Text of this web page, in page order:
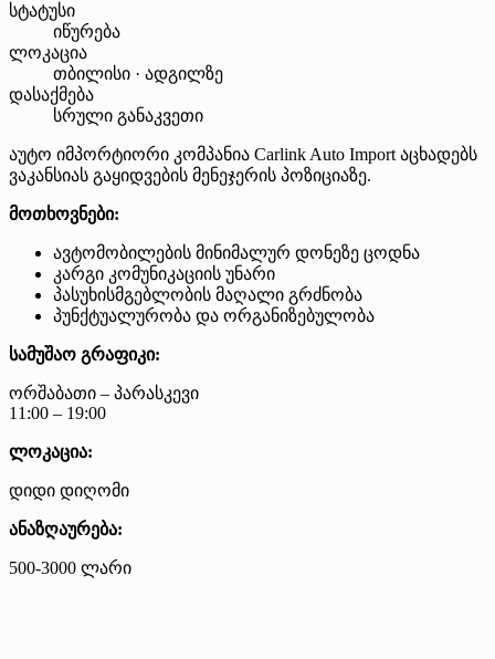
სტატუსი
იწურება
ლოკაცია
თბილისი · ადგილზე
დასაქმება
სრული განაკვეთი
აუტო იმპორტიორი კომპანია Carlink Auto Import აცხადებს
ვაკანსიას გაყიდვების მენეჯერის პოზიციაზე.
მოთხოვნები:
ავტომობილების მინიმალურ დონეზე ცოდნა
კარგი კომუნიკაციის უნარი
პასუხისმგებლობის მაღალი გრძნობა
პუნქტუალურობა და ორგანიზებულობა
სამუშაო გრაფიკი:
ორშაბათი – პარასკევი
11:00 – 19:00
ლოკაცია:
დიდი დიღომი
ანაზღაურება:
500-3000 ლარი